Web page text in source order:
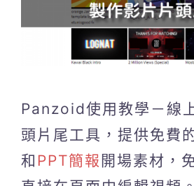
Panzoid使用教學－線
頭片尾工具，提供免費
和 PPT簡報 開場素材，